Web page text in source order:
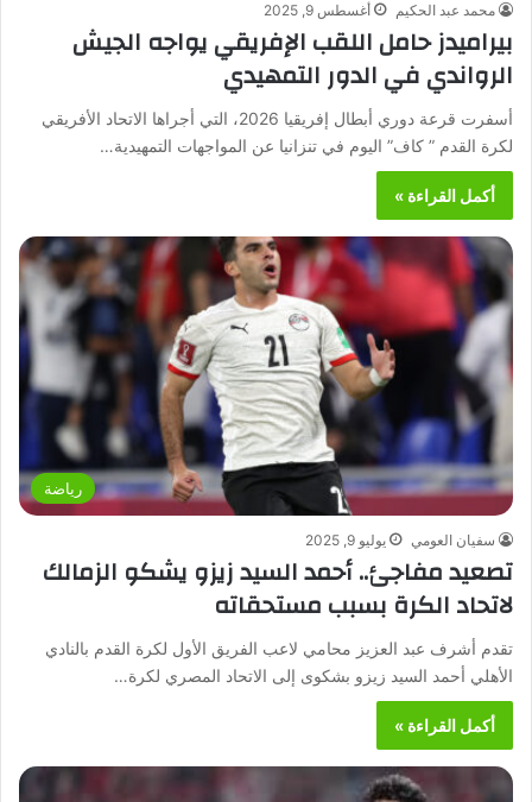
محمد عبد الحكيم أغسطس 9, 2025
بيراميدز حامل اللقب الإفريقي يواجه الجيش
الرواندي في الدور التمهيدي
أسفرت قرعة دوري أبطال إفريقيا 2026، التي أجراها الاتحاد الأفريقي
لكرة القدم ” كاف” اليوم في تنزانيا عن المواجهات التمهيدية…
أكمل القراءة »
رياضة
سفيان العومي يوليو 9, 2025
تصعيد مفاجئ.. أحمد السيد زيزو يشكو الزمالك
لاتحاد الكرة بسبب مستحقاته
تقدم أشرف عبد العزيز محامي لاعب الفريق الأول لكرة القدم بالنادي
الأهلي أحمد السيد زيزو بشكوى إلى الاتحاد المصري لكرة…
أكمل القراءة »